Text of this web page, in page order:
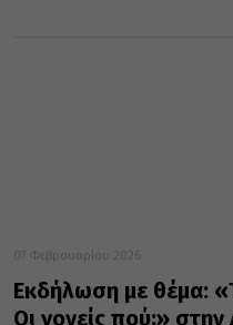
07 Φεβρουαρίου 2026
Εκδήλωση με θέμα:
Οι γονείς πού;»